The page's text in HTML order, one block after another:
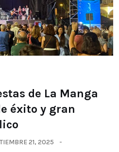
de La Manga
éxito y gran
21, 2025